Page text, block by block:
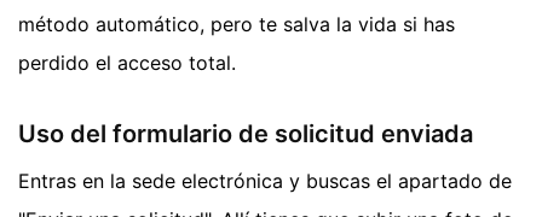
método automático, pero te salva la vida si has
perdido el acceso total.
Uso del formulario de solicitud enviada
Entras en la sede electrónica y buscas el apartado de